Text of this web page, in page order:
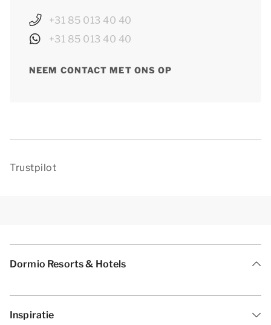
+31 85 013 40 40
+31 85 013 40 40
NEEM CONTACT MET ONS OP
Trustpilot
Dormio Resorts & Hotels
Inspiratie